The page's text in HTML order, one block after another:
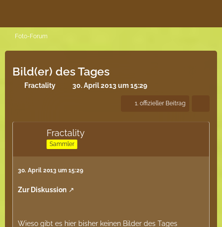
Foto-Forum
Bild(er) des Tages
Fractality 30. April 2013 um 15:29
1. offizieller Beitrag
Fractality
Sammler
30. April 2013 um 15:29
Zur Diskussion
Wieso gibt es hier bisher keinen Bilder des Tages